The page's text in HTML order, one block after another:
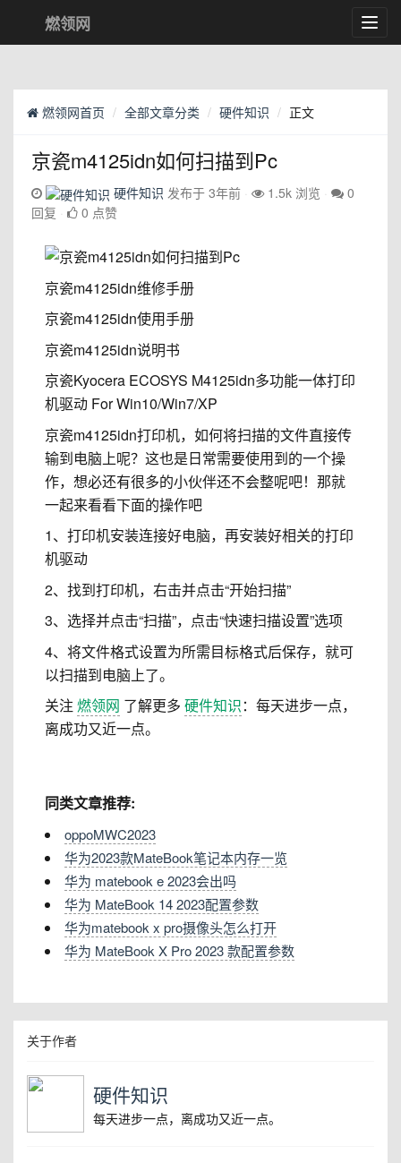
燃领网
燃领网首页 全部文章分类 硬件知识 正文
京瓷m4125idn如何扫描到Pc
硬件知识 发布于 3年前 1.5k 浏览
0
回复
0 点赞
京瓷m4125idn维修手册
京瓷m4125idn使用手册
京瓷m4125idn说明书
京瓷Kyocera ECOSYS M4125idn多功能一体打印
机驱动 For Win10/Win7/XP
京瓷m4125idn打印机，如何将扫描的文件直接传
输到电脑上呢？这也是日常需要使用到的一个操
作，想必还有很多的小伙伴还不会整呢吧！那就
一起来看看下面的操作吧
1、打印机安装连接好电脑，再安装好相关的打印
机驱动
2、找到打印机，右击并点击“开始扫描”
3、选择并点击“扫描”，点击“快速扫描设置”选项
4、将文件格式设置为所需目标格式后保存，就可
以扫描到电脑上了。
关注 燃领网 了解更多 硬件知识：每天进步一点，
离成功又近一点。
同类文章推荐:
oppoMWC2023
华为2023款MateBook笔记本内存一览
华为 matebook e 2023会出吗
华为 MateBook 14 2023配置参数
华为matebook x pro摄像头怎么打开
华为 MateBook X Pro 2023 款配置参数
关于作者
硬件知识
每天进步一点，离成功又近一点。